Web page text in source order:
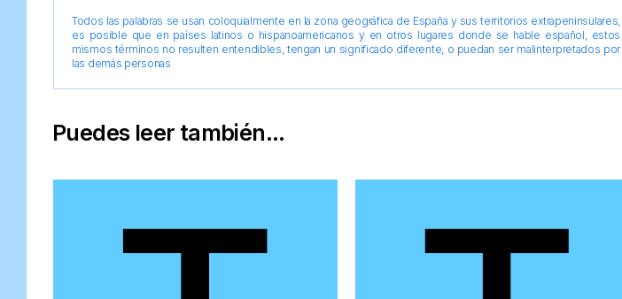
Todos las palabras se usan coloquialmente en la zona geográfica de España y sus territorios extrapeninsulares,
es posible que en países latinos o hispanoamericanos y en otros lugares donde se hable español, estos
mismos términos no resulten entendibles, tengan un significado diferente, o puedan ser malinterpretados por
las demás personas
Puedes leer también...